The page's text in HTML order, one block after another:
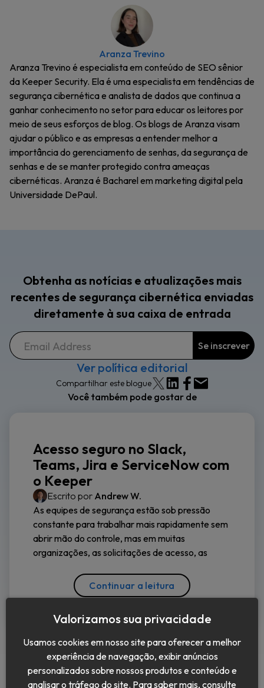
Aranza Trevino
Aranza Trevino é especialista em conteúdo de SEO sênior
da Keeper Security. Ela é uma especialista em tendências de
segurança cibernética e analista de dados que continua a
ganhar conhecimento no setor para educar os leitores por
meio de seus esforços de blog. Os blogs de Aranza visam
ajudar o público e as empresas a entender melhor a
importância do gerenciamento de senhas, da segurança de
senhas e de se manter protegido contra ameaças
cibernéticas. Aranza é Bacharel em marketing digital pela
Universidade DePaul.
Obtenha as notícias e atualizações mais
recentes de segurança cibernética enviadas
diretamente à sua caixa de entrada
Ver política editorial
Compartilhar este blogue
Você também pode gostar de
Acesso seguro no Slack,
Teams, Jira e ServiceNow com
o Keeper
Escrito por Andrew W.
As equipes de segurança estão sob pressão
constante para trabalhar mais rapidamente sem
abrir mão do controle, mas em muitas
organizações, as solicitações de acesso, as
Continuar a leitura
Valorizamos sua privacidade
Usamos cookies em nosso site para oferecer a melhor
experiência de navegação, exibir anúncios
personalizados sobre nossos produtos e conteúdo e
analisar o tráfego do site. Para saber mais, consulte